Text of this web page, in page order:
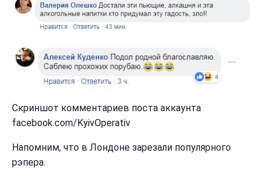
Скриншот комментариев поста аккаунта
facebook.com/KyivOperativ
Напомним, что в Лондоне зарезали популярного
рэпера.